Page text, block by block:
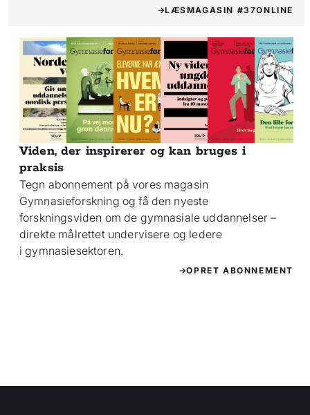
LÆSMAGASIN #37ONLINE
Viden, der inspirerer og kan bruges i
praksis
Tegn abonnement på vores magasin
Gymnasieforskning og få den nyeste
forskningsviden om de gymnasiale uddannelser –
direkte målrettet undervisere og ledere
i gymnasiesektoren.
OPRET ABONNEMENT